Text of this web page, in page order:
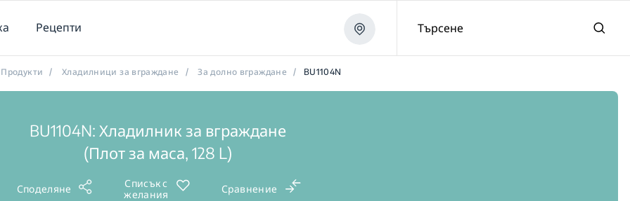
Рецепти Търсене
Продукти / Хладилници за вграждане / За долно вграждане / BU1104N
BU1104N: Хладилник за вграждане
(Плот за маса, 128 L)
Споделяне
Списък с
желания
Сравнение